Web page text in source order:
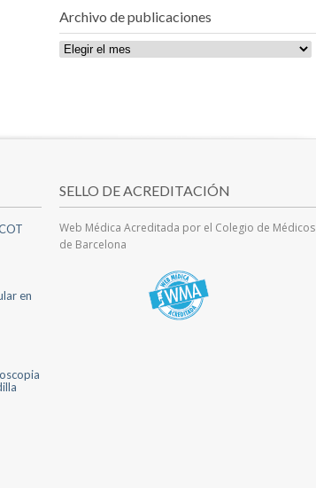
Archivo de publicaciones
Archivo
en
SELLO DE ACREDITACIÓN
Web Médica Acreditada por el Colegio de Médicos
de Barcelona